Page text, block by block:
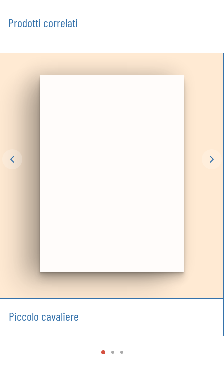
Prodotti correlati
Piccolo cavaliere